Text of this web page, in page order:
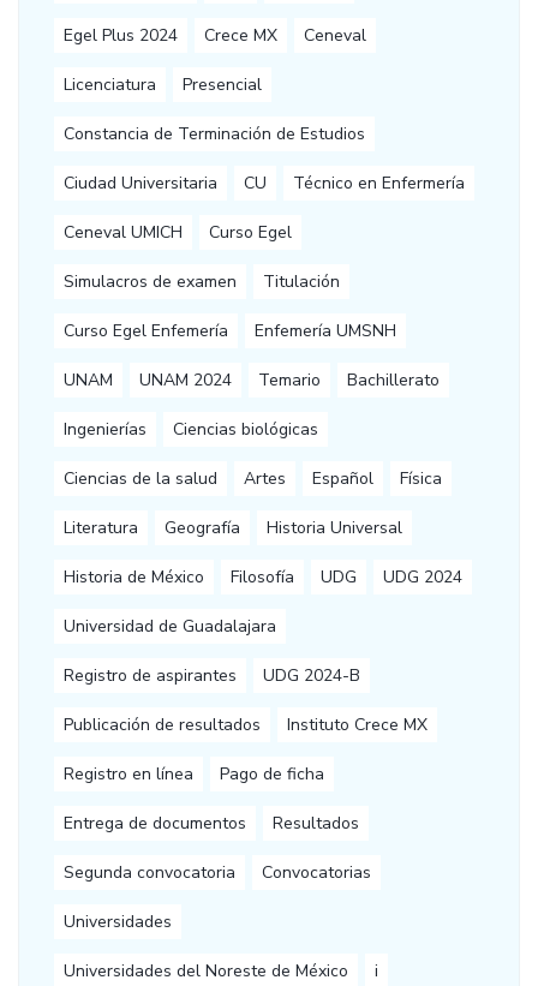
Egel Plus 2024 Crece MX Ceneval
Licenciatura Presencial
Constancia de Terminación de Estudios
Ciudad Universitaria CU Técnico en Enfermería
Ceneval UMICH Curso Egel
Simulacros de examen Titulación
Curso Egel Enfemería Enfemería UMSNH
UNAM UNAM 2024 Temario Bachillerato
Ingenierías Ciencias biológicas
Ciencias de la salud Artes Español Física
Literatura Geografía Historia Universal
Historia de México Filosofía UDG UDG 2024
Universidad de Guadalajara
Registro de aspirantes UDG 2024-B
Publicación de resultados Instituto Crece MX
Registro en línea Pago de ficha
Entrega de documentos Resultados
Segunda convocatoria Convocatorias
Universidades
Universidades del Noreste de México i